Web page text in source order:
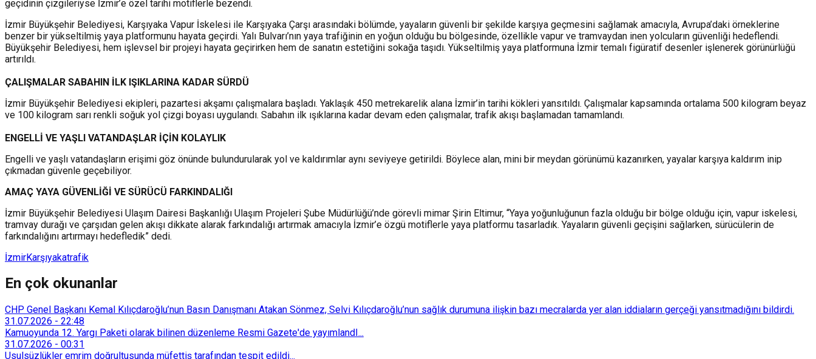
geçidinin çizgileriyse İzmir’e özel tarihi motiflerle bezendi.
İzmir Büyükşehir Belediyesi, Karşıyaka Vapur İskelesi ile Karşıyaka Çarşı arasındaki bölümde, yayaların güvenli bir şekilde karşıya geçmesini sağlamak amacıyla, Avrupa’daki örneklerine
benzer bir yükseltilmiş yaya platformunu hayata geçirdi. Yalı Bulvarı’nın yaya trafiğinin en yoğun olduğu bu bölgesinde, özellikle vapur ve tramvaydan inen yolcuların güvenliği hedeflendi.
Büyükşehir Belediyesi, hem işlevsel bir projeyi hayata geçirirken hem de sanatın estetiğini sokağa taşıdı. Yükseltilmiş yaya platformuna İzmir temalı figüratif desenler işlenerek görünürlüğü
artırıldı.
ÇALIŞMALAR SABAHIN İLK IŞIKLARINA KADAR SÜRDÜ
İzmir Büyükşehir Belediyesi ekipleri, pazartesi akşamı çalışmalara başladı. Yaklaşık 450 metrekarelik alana İzmir’in tarihi kökleri yansıtıldı. Çalışmalar kapsamında ortalama 500 kilogram beyaz
ve 100 kilogram sarı renkli soğuk yol çizgi boyası uygulandı. Sabahın ilk ışıklarına kadar devam eden çalışmalar, trafik akışı başlamadan tamamlandı.
ENGELLİ VE YAŞLI VATANDAŞLAR İÇİN KOLAYLIK
Engelli ve yaşlı vatandaşların erişimi göz önünde bulundurularak yol ve kaldırımlar aynı seviyeye getirildi. Böylece alan, mini bir meydan görünümü kazanırken, yayalar karşıya kaldırım inip
çıkmadan güvenle geçebiliyor.
AMAÇ YAYA GÜVENLİĞİ VE SÜRÜCÜ FARKINDALIĞI
İzmir Büyükşehir Belediyesi Ulaşım Dairesi Başkanlığı Ulaşım Projeleri Şube Müdürlüğü’nde görevli mimar Şirin Eltimur, “Yaya yoğunluğunun fazla olduğu bir bölge olduğu için, vapur iskelesi,
tramvay durağı ve çarşıdan gelen akışı dikkate alarak farkındalığı artırmak amacıyla İzmir’e özgü motiflerle yaya platformu tasarladık. Yayaların güvenli geçişini sağlarken, sürücülerin de
farkındalığını artırmayı hedefledik” dedi.
İzmirKarşıyakatrafik
En çok okunanlar
CHP Genel Başkanı Kemal Kılıçdaroğlu’nun Basın Danışmanı Atakan Sönmez, Selvi Kılıçdaroğlu’nun sağlık durumuna ilişkin bazı mecralarda yer alan iddiaların gerçeği yansıtmadığını bildirdi.
31.07.2026 - 22:48
Kamuoyunda 12. Yargı Paketi olarak bilinen düzenleme Resmi Gazete'de yayımlandI...
31.07.2026 - 00:31
Usulsüzlükler emrim doğrultusunda müfettiş tarafından tespit edildi...